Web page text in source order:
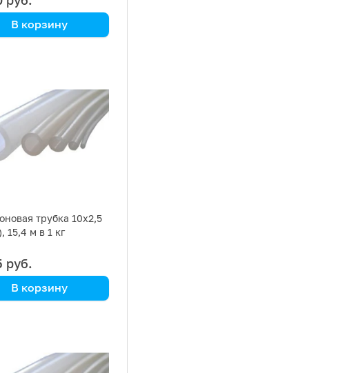
В корзину
трубка 10х2,5
15,4 м в 1 кг
руб.
В корзину